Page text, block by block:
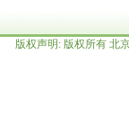
版权声明: 版权所有 北